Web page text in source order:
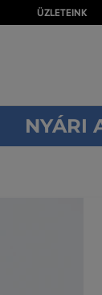
ÜZLETEINK
NYÁRI